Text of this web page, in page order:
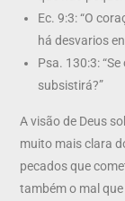
Ec. 9:3: “O
há desvarios
Psa. 130:3:
subsistirá?”
A visão de Deus
muito mais clara
pecados que
também o mal que